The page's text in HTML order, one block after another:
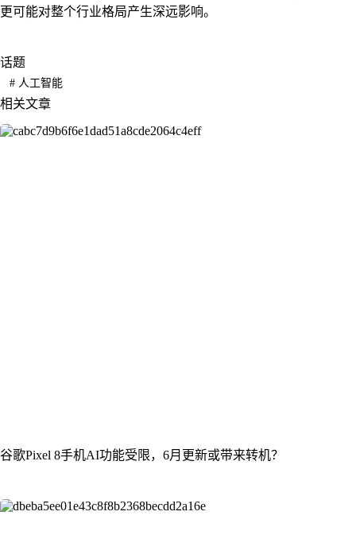
更可能对整个行业格局产生深远影响。
话题
#人工智能
相关文章
谷歌Pixel 8手机AI功能受限，6月更新或带来转机？